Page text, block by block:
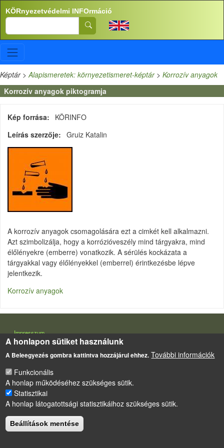
Ugrás a tartalomra
KÖRnyezetvédelmi INFOrmáció
Search
Képtár>Alapismeretek: környezetismeret-képtár> Korrozív anyagok
Korrozív anyagok piktogramja
Kép forrása
KÖRINFO
Leírás szerzője
Gruiz Katalin
A korrozív anyagok csomagolására ezt a cimkét kell alkalmazni.
Azt szimbolizálja, hogy a korrózióveszély mind tárgyakra, mind
élőlényekre (emberre) vonatkozik. A sérülés kockázata a
tárgyakkal vagy élőlényekkel (emberrel) érintkezésbe lépve
jelentkezik.
Korrozív anyagok
LÁBLÉC
Impresszum
Sütikezelési szabályzat
A honlapon sütiket használunk
A Beleegyezés gombra kattintva hozzájárul ehhez. További információk
Funkcionális
A honlap működéséhez szükséges sütik.
Statisztikai
A honlap látogatottsági statisztikáihoz szükséges sütik.
Beállítások mentése